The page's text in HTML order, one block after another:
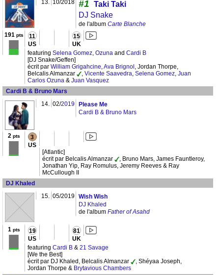
13. 10/2018 #1 Taki Taki
DJ Snake
de l'album Carte Blanche
191 pts 11
US
15
UK
featuring Selena Gomez, Ozuna and Cardi B
[DJ Snake/Geffen]
écrit par William Grigahcine,Ava Brignol , Jordan Thorpe,
Belcalis Almanzar
, Vicente Saavedra, Selena Gomez, Juan
Carlos Ozuna & Juan Vasquez
Cardi B & Bruno Mars
14. 02/2019
Please Me
Cardi B & Bruno Mars
2 pts 3
US
[Atlantic]
écrit par Belcalis Almanzar
, Bruno Mars, James Fauntleroy,
Jonathan Yip, Ray Romulus, Jeremy Reeves & Ray
McCullough II
DJ Khaled
15. 05/2019 Wish Wish
DJ Khaled
de l'album Father of Asahd
1 pts 19
US
81
UK
featuring Cardi B & 21 Savage
[We the Best]
écrit par DJ Khaled, Belcalis Almanzar
, Shéyaa Joseph,
Jordan Thorpe & Brytavious Chambers